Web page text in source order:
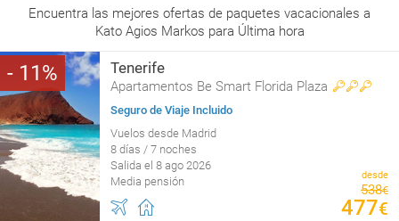
Encuentra las mejores ofertas de paquetes vacacionales a
Kato Agios Markos para Última hora
11 Tenerife
Apartamentos Be Smart Florida Plaza
Seguro de Viaje Incluido
Vuelos desde Madrid
8 días / 7 noches
Salida el 8 ago 2026
Media pensión
desde
538€
477€